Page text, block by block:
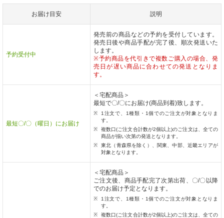
お届け目安 説明
予約受付中
発売前の商品などの予約を受付しています。
発売日後や商品手配が完了後、順次発送いた
します。
※予約商品を代引きで複数ご購入の場合、発
売日が遅い商品に合わせての発送となりま
す。
最短〇/〇（曜日）にお届け
＜宅配商品＞
最短で〇/〇にお届け(商品到着)致します。
1注文で、1種類・1個でのご注文が対象となりま
す。
複数口(ご注文合計数が2個以上)のご注文は、全ての
商品が揃い次第の発送となります。
東北（青森県を除く）、関東、中部、近畿エリアが
対象となります。
＜宅配商品＞
ご注文後、商品手配完了次第出荷、〇/〇以降
でのお届け予定となります。
1注文で、1種類・1個でのご注文が対象となりま
す。
複数口(ご注文合計数が2個以上)のご注文は、全ての